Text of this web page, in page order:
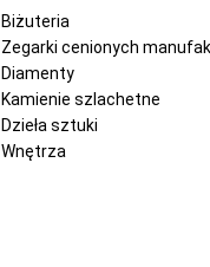
Biżuteria
Zegarki cenionych
Diamenty
Kamienie szlachetne
Dzieła sztuki
Wnętrza